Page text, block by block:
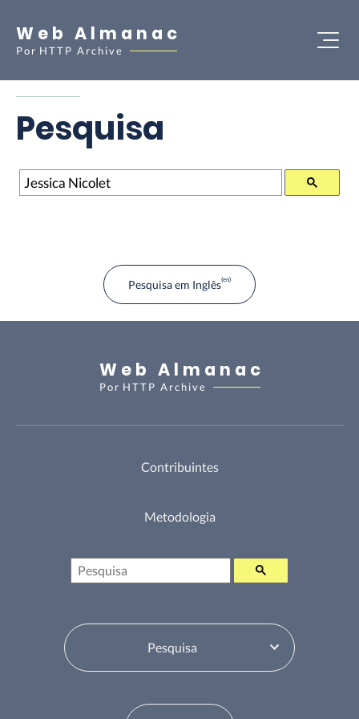
Web Almanac
Por HTTP Archive
Pesquisa
Pesquisa
Pesquisa em Inglês
Web Almanac
Por HTTP Archive
Contribuintes
Metodologia
Pesquisa
Selecione o Tabela de Conteúdos